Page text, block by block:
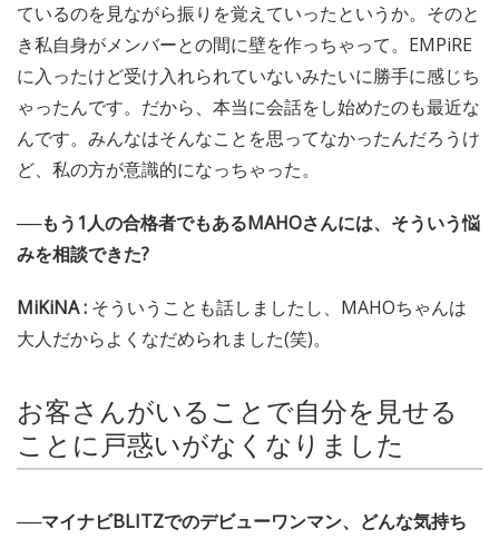
ているのを見ながら振りを覚えていったというか。そのと
き私自身がメンバーとの間に壁を作っちゃって。EMPiRE
に入ったけど受け入れられていないみたいに勝手に感じち
ゃったんです。だから、本当に会話をし始めたのも最近な
んです。みんなはそんなことを思ってなかったんだろうけ
ど、私の方が意識的になっちゃった。
──もう1人の合格者でもあるMAHOさんには、そういう悩
みを相談できた?
MiKiNA : そういうことも話しましたし、MAHOちゃんは
大人だからよくなだめられました(笑)。
お客さんがいることで自分を見せる
ことに戸惑いがなくなりました
──マイナビBLITZでのデビューワンマン、どんな気持ち